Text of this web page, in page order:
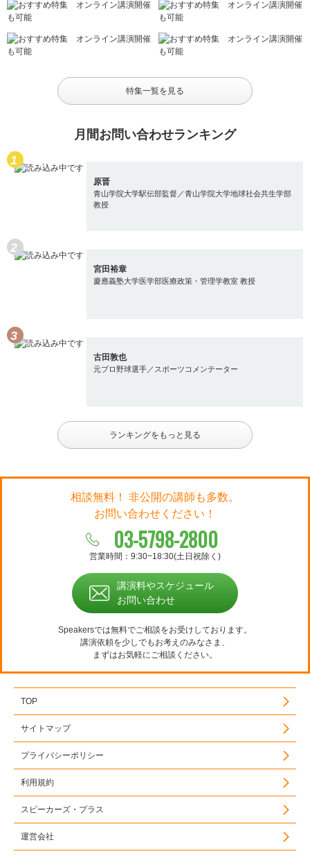
特集一覧を見る
月間お問い合わせランキング
原晋
青山学院大学駅伝部監督／青山学院大学地球社会共生学部
教授
宮田裕章
慶應義塾大学医学部医療政策・管理学教室 教授
古田敦也
元プロ野球選手／スポーツコメンテーター
ランキングをもっと見る
相談無料！ 非公開の講師も多数。
お問い合わせください！
03-5798-2800
営業時間：9:30~18:30(土日祝除く)
講演料やスケジュール
お問い合わせ
Speakersでは無料でご相談をお受けしております。
講演依頼を少しでもお考えのみなさま、
まずはお気軽にご相談ください。
TOP
サイトマップ
プライバシーポリシー
利用規約
スピーカーズ・プラス
運営会社